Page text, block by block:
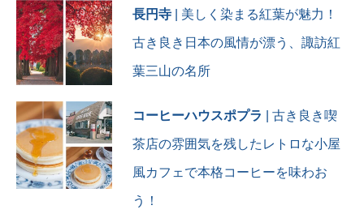
長円寺| 美しく染まる紅葉が魅力！
古き良き日本の風情が漂う、諏訪紅
葉三山の名所
コーヒーハウスポプラ | 古き良き喫
茶店の雰囲気を残したレトロな小屋
風カフェで本格コーヒーを味わお
う！